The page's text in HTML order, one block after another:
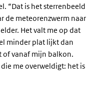
“Dat is het sterrenbeeld
de meteorenzwerm naar
Het valt me op dat
minder plat lijkt dan
vanaf mijn balkon.
me overweldigt: het is